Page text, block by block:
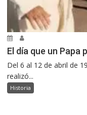
El día que un
Del 6 al 12 de abril de
realizó...
Historia